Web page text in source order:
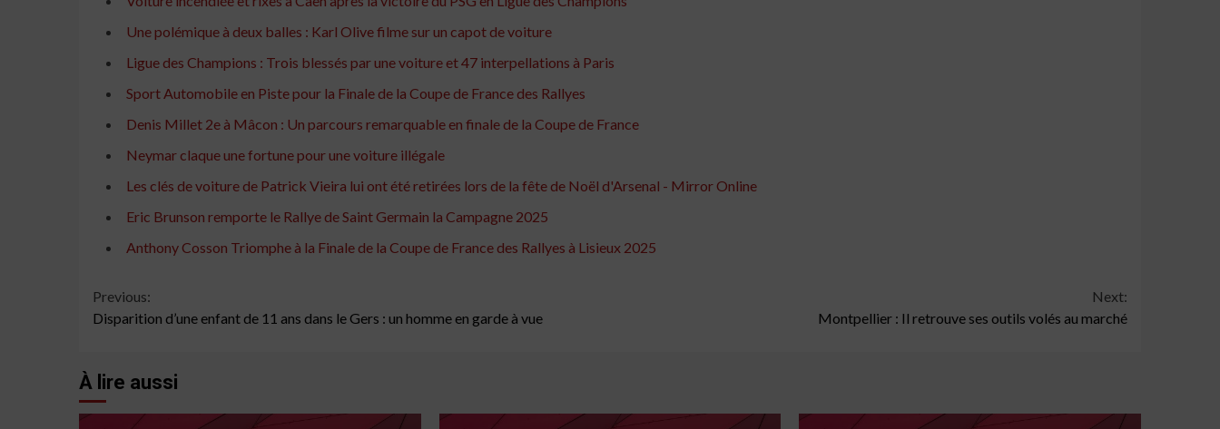
Une polémique à deux balles : Karl Olive filme sur un capot de voiture
Ligue des Champions : Trois blessés par une voiture et 47 interpellations à Paris
Sport Automobile en Piste pour la Finale de la Coupe de France des Rallyes
Denis Millet 2e à Mâcon : Un parcours remarquable en finale de la Coupe de France
Neymar claque une fortune pour une voiture illégale
Les clés de voiture de Patrick Vieira lui ont été retirées lors de la fête de Noël d'Arsenal - Mirror Online
Eric Brunson remporte le Rallye de Saint Germain la Campagne 2025
Anthony Cosson Triomphe à la Finale de la Coupe de France des Rallyes à Lisieux 2025
Continue
Reading
Previous:
Disparition d’une enfant de 11 ans dans le Gers : un homme en garde à vue
Next:
Montpellier : Il retrouve ses outils volés au marché
À lire aussi